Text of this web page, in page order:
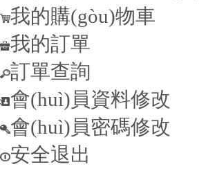
我的購(gòu)物車
我的訂單
訂單查詢
會(huì)員資料修改
會(huì)員密碼修改
安全退出